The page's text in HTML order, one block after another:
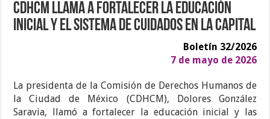
CDHCM llama a fortalecer la educación
inicial y el Sistema de Cuidados en la capital
Boletín 32/2026
7 de mayo de 2026
La presidenta de la Comisión de Derechos Humanos de
la Ciudad de México (CDHCM), Dolores González
Saravia, llamó a fortalecer la educación inicial y las